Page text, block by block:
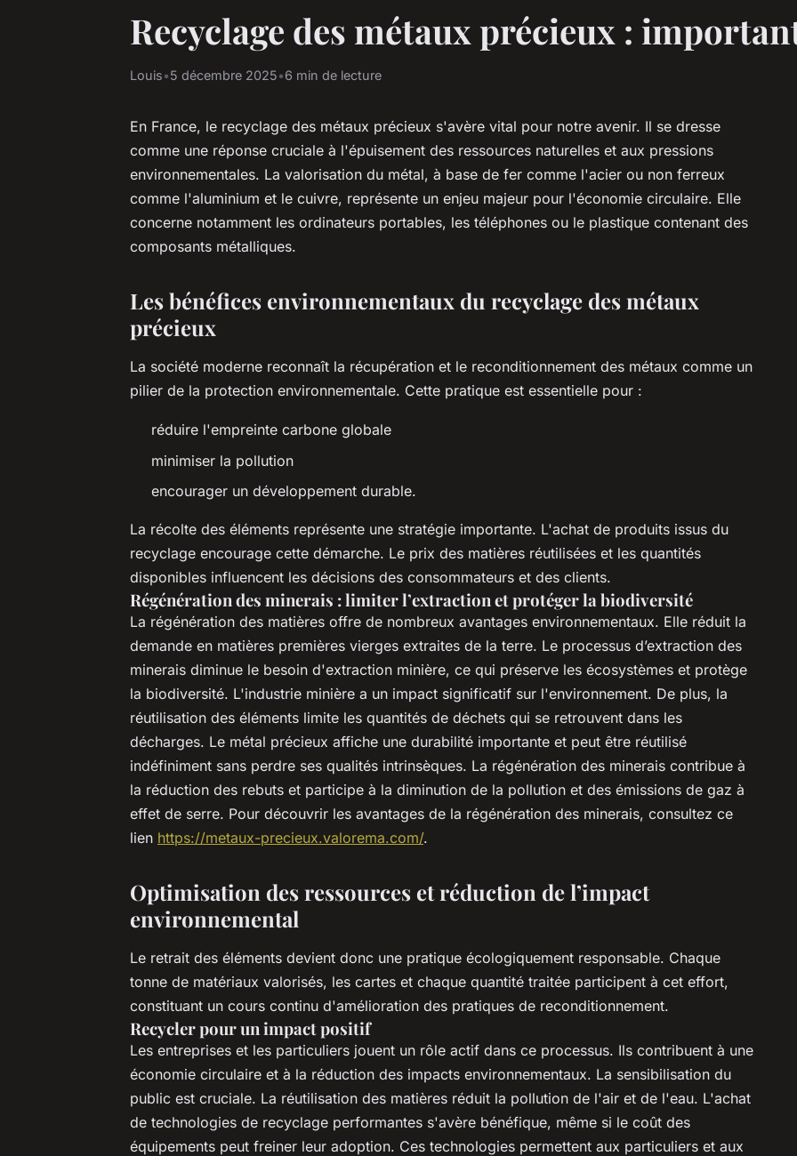
Recyclage des métaux précieux :
Louis•5 décembre 2025•6 min de lecture
En France, le recyclage des métaux précieux s'avère vital pour notre avenir. Il se dresse
comme une réponse cruciale à l'épuisement des ressources naturelles et aux pressions
environnementales. La valorisation du métal, à base de fer comme l'acier ou non ferreux
comme l'aluminium et le cuivre, représente un enjeu majeur pour l'économie circulaire. Elle
concerne notamment les ordinateurs portables, les téléphones ou le plastique contenant des
composants métalliques.
Les bénéfices environnementaux du recyclage des métaux
précieux
La société moderne reconnaît la récupération et le reconditionnement des métaux comme un
pilier de la protection environnementale. Cette pratique est essentielle pour :
réduire l'empreinte carbone globale
minimiser la pollution
encourager un développement durable.
La récolte des éléments représente une stratégie importante. L'achat de produits issus du
recyclage encourage cette démarche. Le prix des matières réutilisées et les quantités
disponibles influencent les décisions des consommateurs et des clients.
Régénération des minerais : limiter l’extraction et protéger la biodiversité
La régénération des matières offre de nombreux avantages environnementaux. Elle réduit la
demande en matières premières vierges extraites de la terre. Le processus d’extraction des
minerais diminue le besoin d'extraction minière, ce qui préserve les écosystèmes et protège
la biodiversité. L'industrie minière a un impact significatif sur l'environnement. De plus, la
réutilisation des éléments limite les quantités de déchets qui se retrouvent dans les
décharges. Le métal précieux affiche une durabilité importante et peut être réutilisé
indéfiniment sans perdre ses qualités intrinsèques. La régénération des minerais contribue à
la réduction des rebuts et participe à la diminution de la pollution et des émissions de gaz à
effet de serre. Pour découvrir les avantages de la régénération des minerais, consultez ce
lien https://metaux-precieux.valorema.com/.
Optimisation des ressources et réduction de l’impact
environnemental
Le retrait des éléments devient donc une pratique écologiquement responsable. Chaque
tonne de matériaux valorisés, les cartes et chaque quantité traitée participent à cet effort,
constituant un cours continu d'amélioration des pratiques de reconditionnement.
Recycler pour un impact positif
Les entreprises et les particuliers jouent un rôle actif dans ce processus. Ils contribuent à une
économie circulaire et à la réduction des impacts environnementaux. La sensibilisation du
public est cruciale. La réutilisation des matières réduit la pollution de l'air et de l'eau. L'achat
de technologies de recyclage performantes s'avère bénéfique, même si le coût des
équipements peut freiner leur adoption. Ces technologies permettent aux particuliers et aux